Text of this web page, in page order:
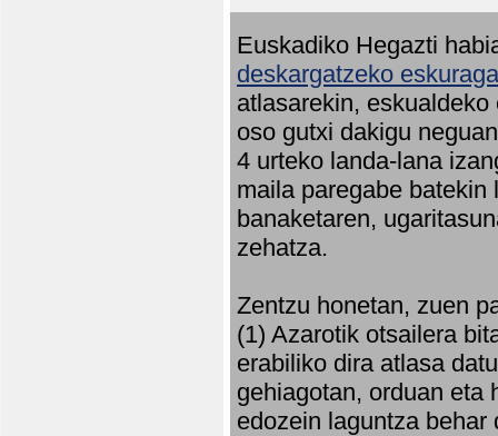
Euskadiko Hegazti
deskargatzeko
atlasarekin,
oso gutxi dakigu
4 urteko landa-lana
maila paregabe
banaketaren,
zehatza.
Zentzu honetan, zuen
(1) Azarotik otsailera
erabiliko dira atlasa
gehiagotan, orduan eta
edozein laguntza behar